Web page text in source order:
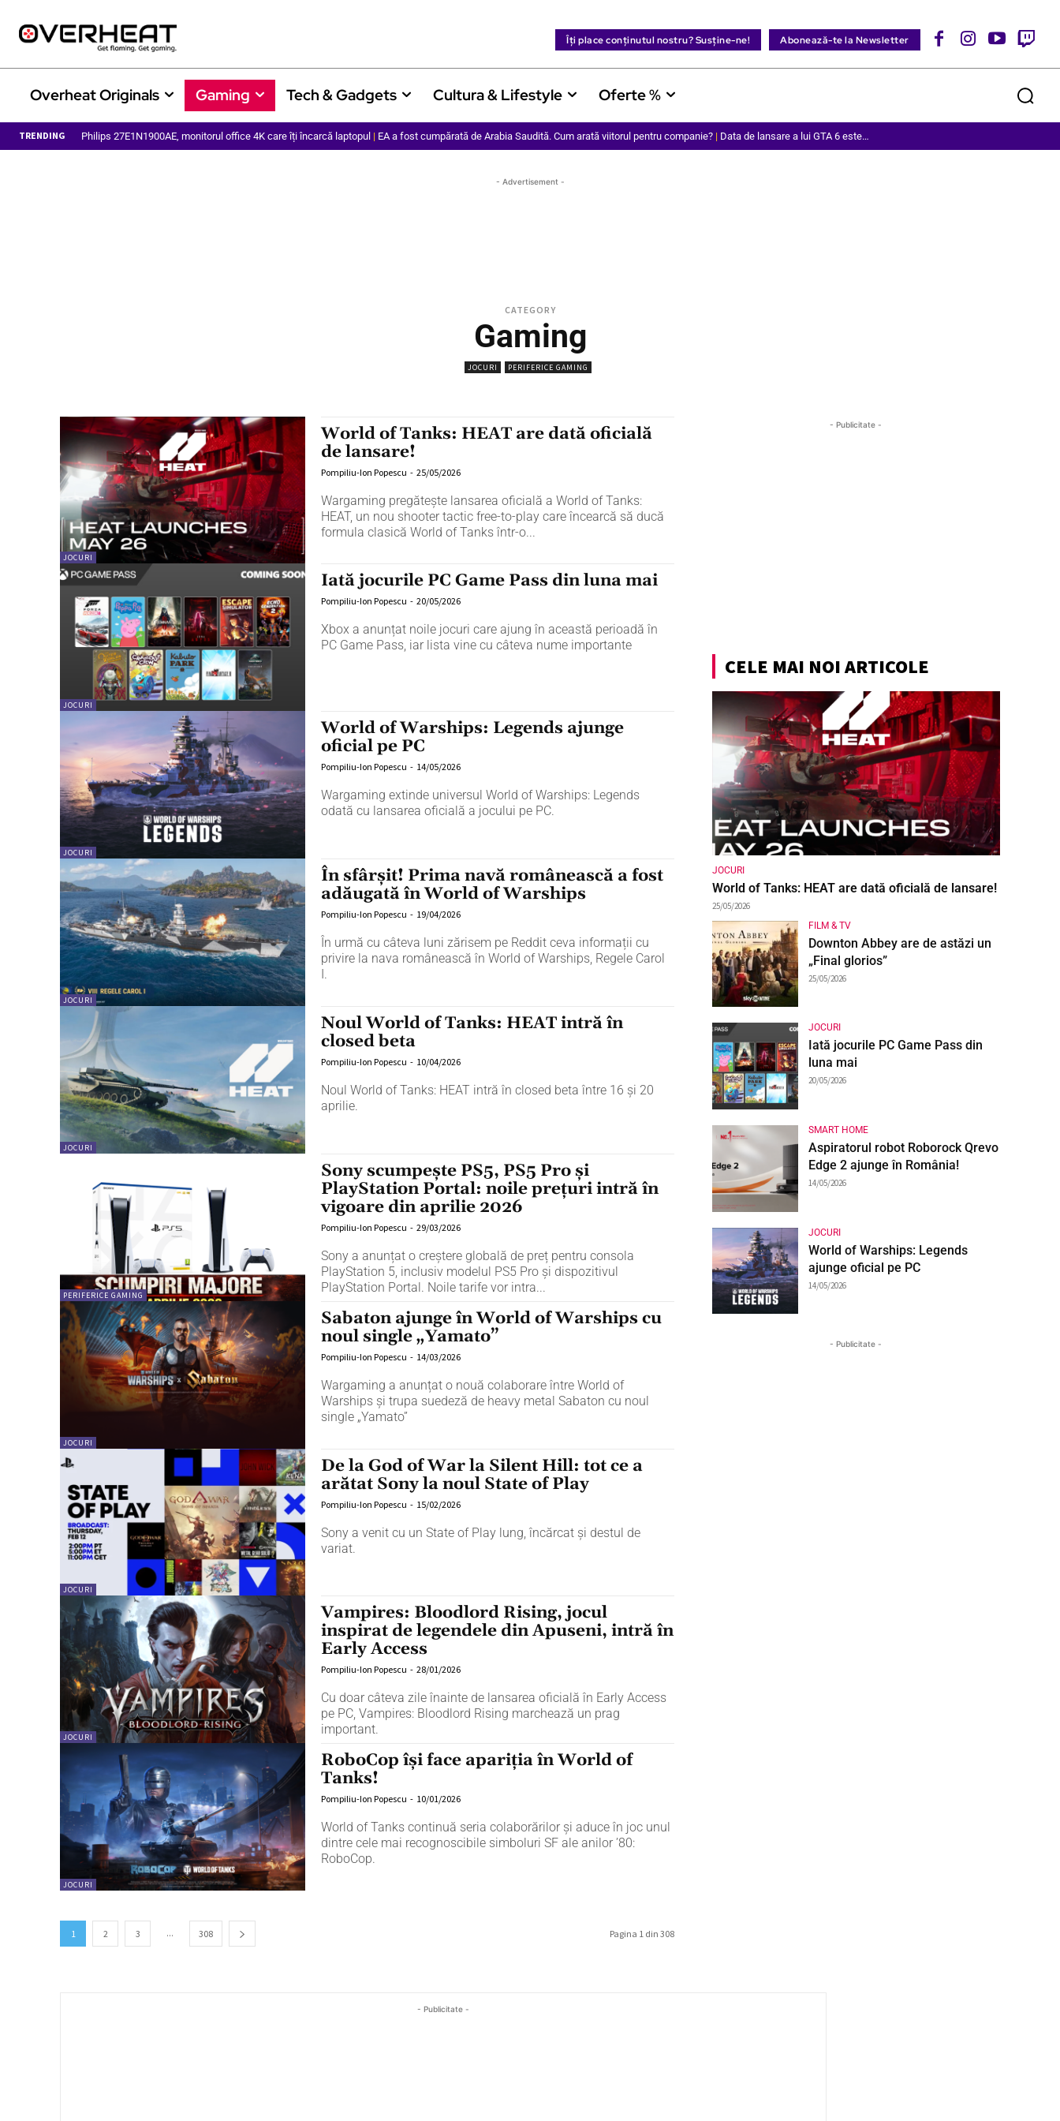
Îți place conținutul nostru? Susține-ne! Abonează-te la Newsletter
Overheat Originals Gaming Tech & Gadgets Cultura & Lifestyle Oferte %
TRENDING Philips 27E1N1900AE, monitorul office 4K care îți încarcă laptopul | EA a fost cumpărată de Arabia Saudită. Cum arată viitorul pentru companie? | Data de lansare a lui GTA 6 este…
- Advertisement -
CATEGORY
Gaming
JOCURI PERIFERICE GAMING
JOCURI
World of Tanks: HEAT are dată oficială
de lansare!
Pompiliu-Ion Popescu - 25/05/2026
Wargaming pregătește lansarea oficială a World of Tanks:
HEAT, un nou shooter tactic free-to-play care încearcă să ducă
formula clasică World of Tanks într-o...
JOCURI
Iată jocurile PC Game Pass din luna mai
Pompiliu-Ion Popescu - 20/05/2026
Xbox a anunțat noile jocuri care ajung în această perioadă în
PC Game Pass, iar lista vine cu câteva nume importante
JOCURI
World of Warships: Legends ajunge
oficial pe PC
Pompiliu-Ion Popescu - 14/05/2026
Wargaming extinde universul World of Warships: Legends
odată cu lansarea oficială a jocului pe PC.
JOCURI
În sfârșit! Prima navă românească a fost
adăugată în World of Warships
Pompiliu-Ion Popescu - 19/04/2026
În urmă cu câteva luni zărisem pe Reddit ceva informații cu
privire la nava românească în World of Warships, Regele Carol
I.
JOCURI
Noul World of Tanks: HEAT intră în
closed beta
Pompiliu-Ion Popescu - 10/04/2026
Noul World of Tanks: HEAT intră în closed beta între 16 și 20
aprilie.
PERIFERICE GAMING
Sony scumpește PS5, PS5 Pro și
PlayStation Portal: noile prețuri intră în
vigoare din aprilie 2026
Pompiliu-Ion Popescu - 29/03/2026
Sony a anunțat o creștere globală de preț pentru consola
PlayStation 5, inclusiv modelul PS5 Pro și dispozitivul
PlayStation Portal. Noile tarife vor intra...
JOCURI
Sabaton ajunge în World of Warships cu
noul single „Yamato”
Pompiliu-Ion Popescu - 14/03/2026
Wargaming a anunțat o nouă colaborare între World of
Warships și trupa suedeză de heavy metal Sabaton cu noul
single „Yamato”
JOCURI
De la God of War la Silent Hill: tot ce a
arătat Sony la noul State of Play
Pompiliu-Ion Popescu - 15/02/2026
Sony a venit cu un State of Play lung, încărcat și destul de
variat.
JOCURI
Vampires: Bloodlord Rising, jocul
inspirat de legendele din Apuseni, intră în
Early Access
Pompiliu-Ion Popescu - 28/01/2026
Cu doar câteva zile înainte de lansarea oficială în Early Access
pe PC, Vampires: Bloodlord Rising marchează un prag
important.
JOCURI
RoboCop își face apariția în World of
Tanks!
Pompiliu-Ion Popescu - 10/01/2026
World of Tanks continuă seria colaborărilor și aduce în joc unul
dintre cele mai recognoscibile simboluri SF ale anilor ’80:
RoboCop.
1 2 3 ... 308 Pagina 1 din 308
- Publicitate -
- Publicitate -
CELE MAI NOI ARTICOLE
JOCURI
World of Tanks: HEAT are dată oficială de lansare!
25/05/2026
FILM & TV
Downton Abbey are de astăzi un
„Final glorios”
25/05/2026
JOCURI
Iată jocurile PC Game Pass din
luna mai
20/05/2026
SMART HOME
Aspiratorul robot Roborock Qrevo
Edge 2 ajunge în România!
14/05/2026
JOCURI
World of Warships: Legends
ajunge oficial pe PC
14/05/2026
- Publicitate -